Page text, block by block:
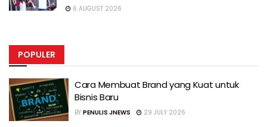
6 AUGUST 2026
POPULER
Cara Membuat Brand yang Kuat untuk
Bisnis Baru
BY PENULIS JNEWS 29 JULY 2026